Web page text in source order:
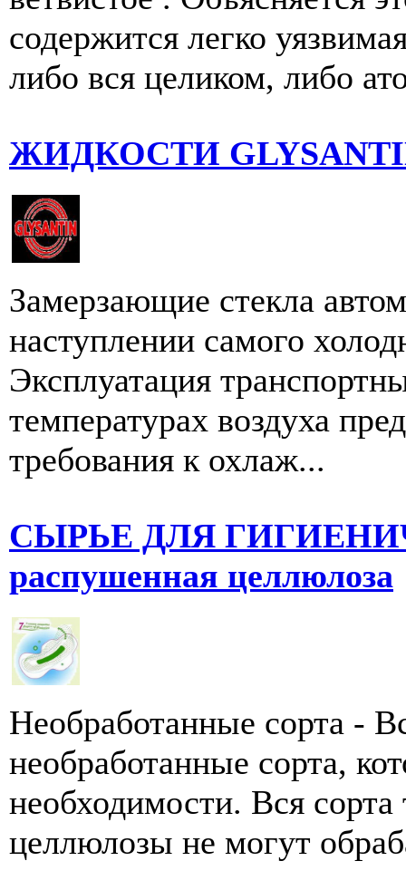
содержится легко
либо вся целиком, либо
ЖИДКОСТИ
Замерзающие стекла
наступлении самого
Эксплуатация
температурах воздуха
требования к охлаж...
СЫРЬЕ ДЛЯ
распушенная целлюлоза
Необработанные сорта -
необработанные сорта,
необходимости. Вся
целлюлозы не могут